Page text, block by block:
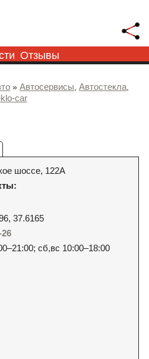
Отзывы
» Автосервисы, Автостекла,
car
шоссе, 122А
37.6165
26
сб,вс 10:00–18:00